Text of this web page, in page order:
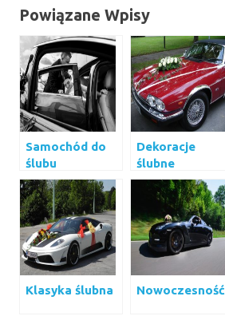
Powiązane Wpisy
Samochód do
ślubu
Dekoracje
ślubne
Klasyka ślubna Nowoczesność